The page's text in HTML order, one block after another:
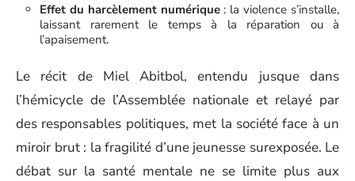
Effet du harcèlement numérique: la violence s’installe,
laissant rarement le temps à la réparation ou à
l’apaisement.
Le récit de Miel Abitbol, entendu jusque dans
l’hémicycle de l’Assemblée nationale et relayé par
des responsables politiques, met la société face à un
miroir brut : la fragilité d’une jeunesse surexposée. Le
débat sur la santé mentale ne se limite plus aux